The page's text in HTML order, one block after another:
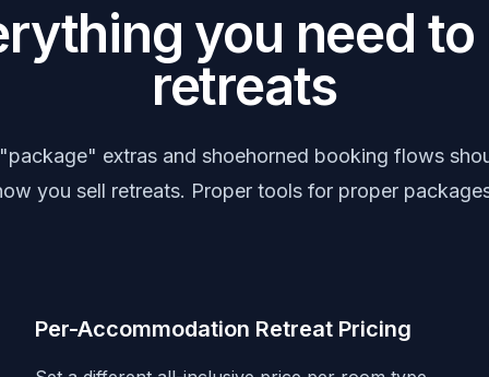
you need to
retreats
extras and shoehorned booking flows
you sell retreats. Proper tools for proper
Per-Accommodation Retreat Pricing